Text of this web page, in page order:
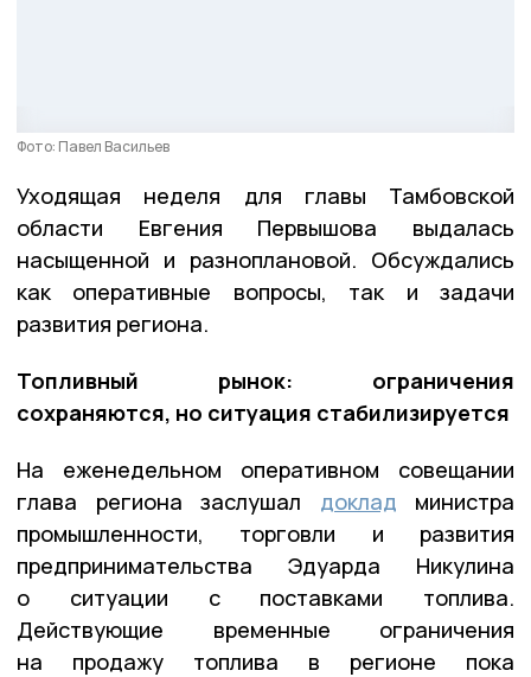
Фото: Павел Васильев
Уходящая неделя для главы Тамбовской
области Евгения Первышова выдалась
насыщенной и разноплановой. Обсуждались
как оперативные вопросы, так и задачи
развития региона.
Топливный рынок: ограничения
сохраняются, но ситуация стабилизируется
На еженедельном оперативном совещании
глава региона заслушал доклад министра
промышленности, торговли и развития
предпринимательства Эдуарда Никулина
о ситуации с поставками топлива.
Действующие временные ограничения
на продажу топлива в регионе пока